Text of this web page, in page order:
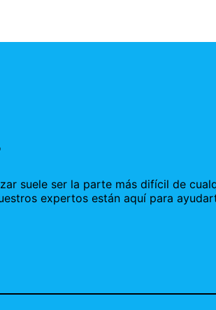
suele ser la parte más difícil de
expertos están aquí para